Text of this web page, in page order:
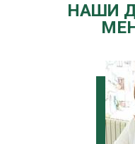
НАШИ